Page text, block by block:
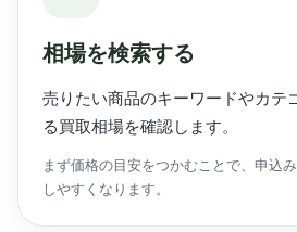
相場を検索する
売りたい商品のキーワードやカテ
る買取相場を確認します。
まず価格の目安をつかむことで、申込
しやすくなります。